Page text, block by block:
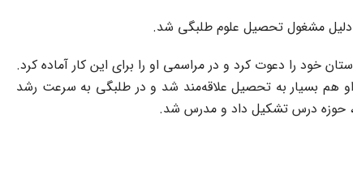
دلیل مشغول تحصیل علوم طلبگی شد.
خود را دعوت کرد و در مراسمی او را برای این کار آماده کرد.
او هم بسیار به تحصیل علاقه‌مند شد و در طلبگی به سرعت رشد
حوزه درس تشکیل داد و مدرس شد.